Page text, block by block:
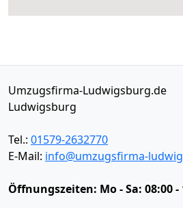
Umzugsfirma-Ludwigsburg.de
Ludwigsburg
Tel.: 01579-2632770
E-Mail: info@umzugsfirma-
Öffnungszeiten: Mo - Sa: 08:00